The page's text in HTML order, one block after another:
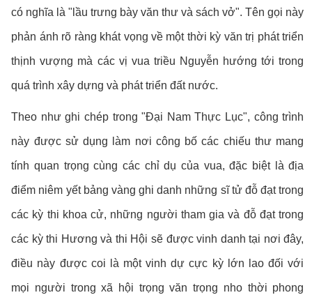
có nghĩa là "lầu trưng bày văn thư và sách vở". Tên gọi này
phản ánh rõ ràng khát vọng về một thời kỳ văn trị phát triển
thịnh vượng mà các vị vua triều Nguyễn hướng tới trong
quá trình xây dựng và phát triển đất nước.
Theo như ghi chép trong "Đại Nam Thực Lục", công trình
này được sử dụng làm nơi công bố các chiếu thư mang
tính quan trọng cùng các chỉ dụ của vua, đặc biệt là địa
điểm niêm yết bảng vàng ghi danh những sĩ tử đỗ đạt trong
các kỳ thi khoa cử, những người tham gia và đỗ đạt trong
các kỳ thi Hương và thi Hội sẽ được vinh danh tại nơi đây,
điều này được coi là một vinh dự cực kỳ lớn lao đối với
mọi người trong xã hội trọng văn trọng nho thời phong